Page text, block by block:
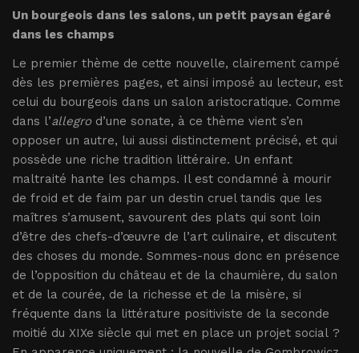
Un bourgeois dans les salons, un petit paysan égaré
dans les champs
Le premier thème de cette nouvelle, clairement campé
dès les premières pages, et ainsi imposé au lecteur, est
celui du bourgeois dans un salon aristocratique. Comme
dans l’allegro d’une sonate, à ce thème vient s’en
opposer un autre, lui aussi distinctement précisé, et qui
possède une riche tradition littéraire. Un enfant
maltraité hante les champs. Il est condamné à mourir
de froid et de faim par un destin cruel tandis que les
maîtres s’amusent, savourent des plats qui sont loin
d’être des chefs-d’œuvre de l’art culinaire, et discutent
des choses du monde. Sommes-nous donc en présence
de l’opposition du château et de la chaumière, du salon
et de la courée, de la richesse et de la misère, si
fréquente dans la littérature positiviste de la seconde
moitié du XIXe siècle qui met en place un projet social ?